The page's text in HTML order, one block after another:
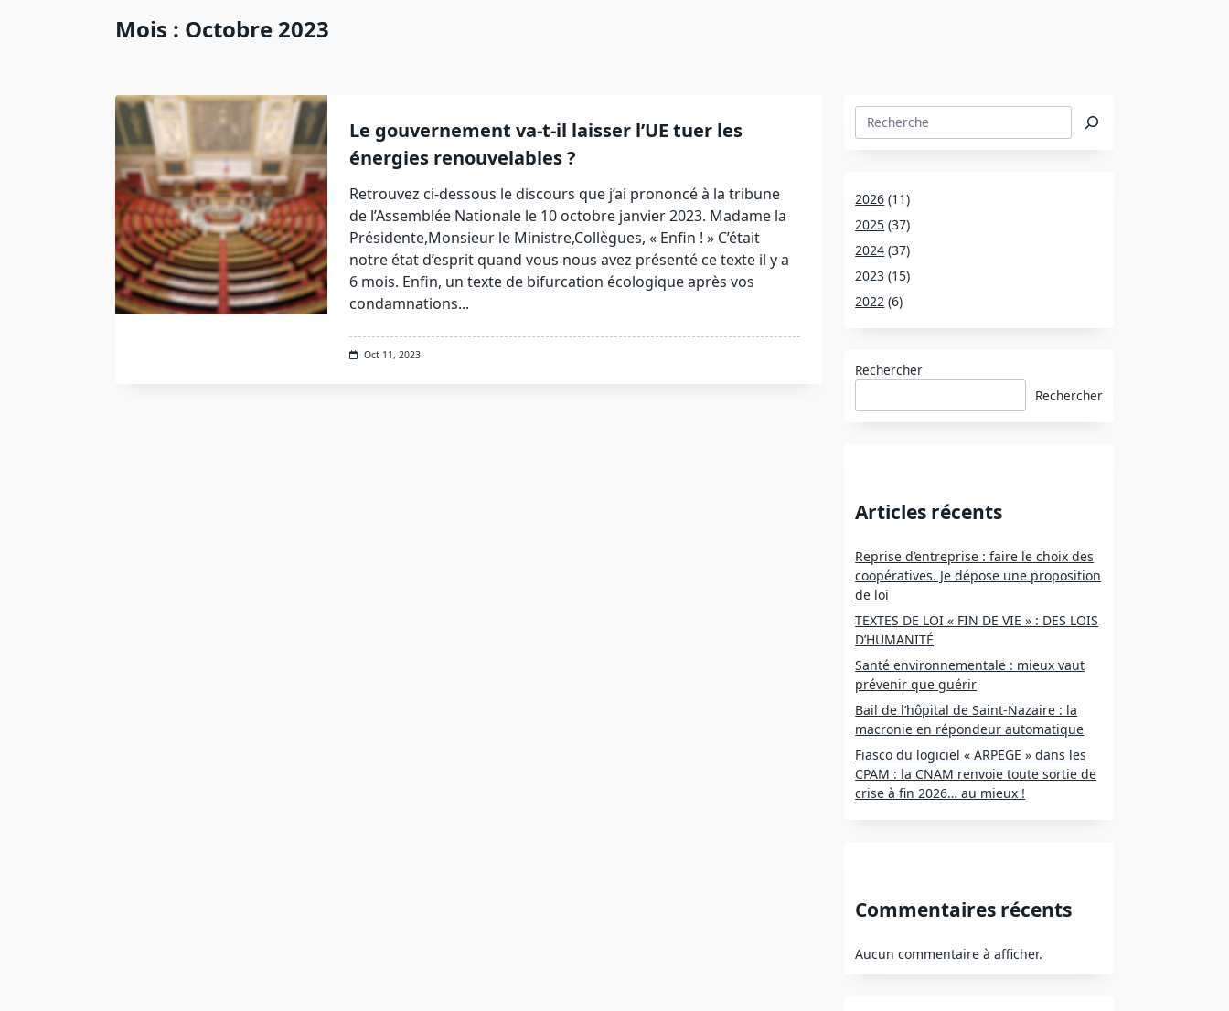
Mois : Octobre 2023
Le gouvernement va-t-il laisser l’UE tuer les
énergies renouvelables ?
Retrouvez ci-dessous le discours que j’ai prononcé à la tribune
de l’Assemblée Nationale le 10 octobre janvier 2023. Madame la
Présidente,Monsieur le Ministre,Collègues, « Enfin ! » C’était
notre état d’esprit quand vous nous avez présenté ce texte il y a
6 mois. Enfin, un texte de bifurcation écologique après vos
condamnations...
Oct 11, 2023
Rechercher
2026 (11)
2025 (37)
2024 (37)
2023 (15)
2022 (6)
Rechercher
Rechercher
Articles récents
Reprise d’entreprise : faire le choix des
coopératives. Je dépose une proposition
de loi
TEXTES DE LOI « FIN DE VIE » : DES LOIS
D’HUMANITÉ
Santé environnementale : mieux vaut
prévenir que guérir
Bail de l’hôpital de Saint-Nazaire : la
macronie en répondeur automatique
Fiasco du logiciel « ARPEGE » dans les
CPAM : la CNAM renvoie toute sortie de
crise à fin 2026… au mieux !
Commentaires récents
Aucun commentaire à afficher.